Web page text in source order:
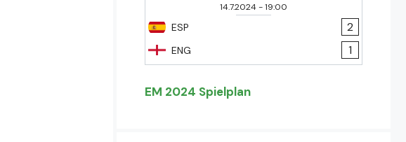
14.7.2024-19:00
ESP
ENG
2
1
EM 2024 Spielplan